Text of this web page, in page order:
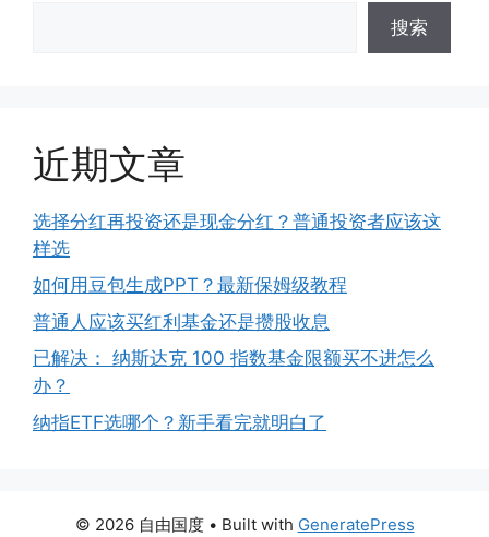
搜索
近期文章
选择分红再投资还是现金分红？普通投资者应该这
样选
如何用豆包生成PPT？最新保姆级教程
普通人应该买红利基金还是攒股收息
已解决： 纳斯达克 100 指数基金限额买不进怎么
办？
纳指ETF选哪个？新手看完就明白了
© 2026 自由国度• Built with GeneratePress